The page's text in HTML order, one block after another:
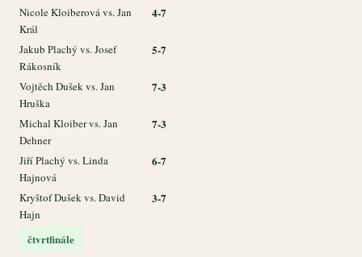
Nicole Kloiberová vs. Jan
Král
4-7
Jakub Plachý vs. Josef
Rákosník
5-7
Vojtěch Dušek vs. Jan
Hruška
7-3
Michal Kloiber vs. Jan
Dehner
7-3
Jiří Plachý vs. Linda
Hajnová
6-7
Kryštof Dušek vs. David
Hajn
3-7
čtvrtfinále